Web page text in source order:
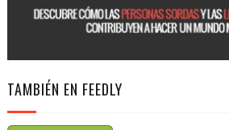
TAMBIÉN EN FEEDLY